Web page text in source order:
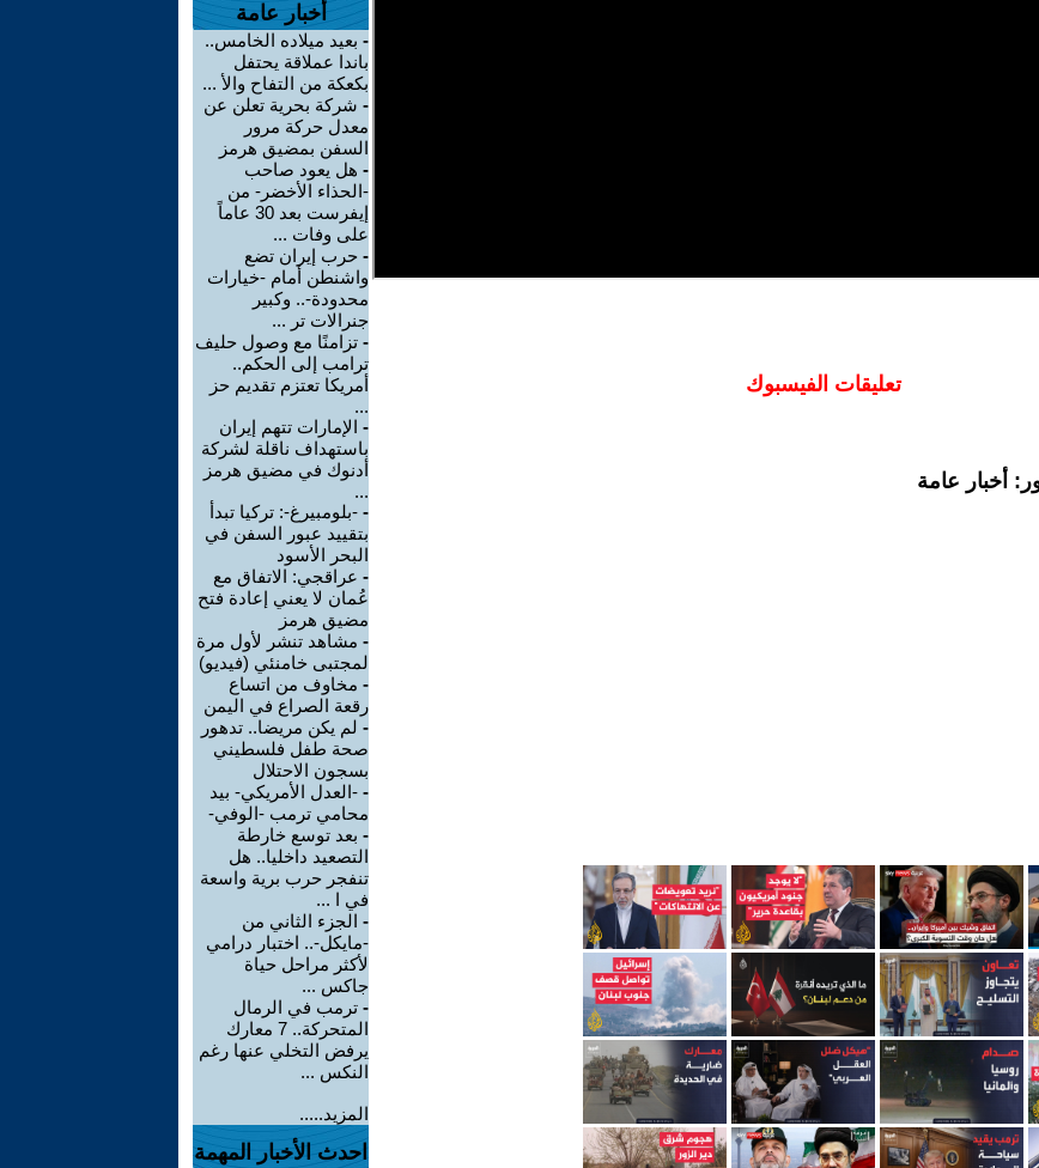
تعليقات الفيسبوك
أخبار عامة
أخبار عامة
- بعيد ميلاده الخامس..
باندا عملاقة يحتفل
بكعكة من التفاح والأ ...
- شركة بحرية تعلن عن
معدل حركة مرور
السفن بمضيق هرمز
- هل يعود صاحب
-الحذاء الأخضر- من
إيفرست بعد 30 عاماً
على وفات ...
- حرب إيران تضع
واشنطن أمام -خيارات
محدودة-.. وكبير
جنرالات تر ...
- تزامنًا مع وصول حليف
ترامب إلى الحكم..
أمريكا تعتزم تقديم حز
...
- الإمارات تتهم إيران
باستهداف ناقلة لشركة
أدنوك في مضيق هرمز
...
- -بلومبيرغ-: تركيا تبدأ
بتقييد عبور السفن في
البحر الأسود
- عراقجي: الاتفاق مع
عُمان لا يعني إعادة فتح
مضيق هرمز
- مشاهد تنشر لأول مرة
لمجتبى خامنئي (فيديو)
- مخاوف من اتساع
رقعة الصراع في اليمن
- لم يكن مريضا.. تدهور
صحة طفل فلسطيني
بسجون الاحتلال
- -العدل الأمريكي- بيد
محامي ترمب -الوفي-
- بعد توسع خارطة
التصعيد داخليا.. هل
تنفجر حرب برية واسعة
في ا ...
- الجزء الثاني من
-مايكل-.. اختبار درامي
لأكثر مراحل حياة
جاكس ...
- ترمب في الرمال
المتحركة.. 7 معارك
يرفض التخلي عنها رغم
النكس ...
المزيد.....
احدث الأخبار المهمة